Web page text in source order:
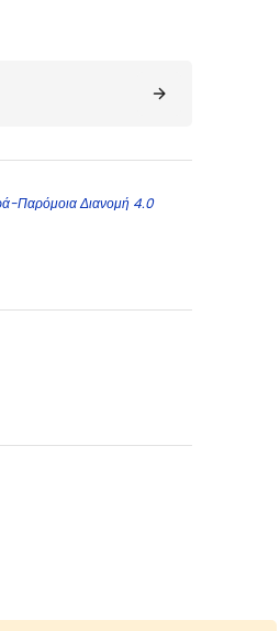
Παρόμοια Διανομή 4.0